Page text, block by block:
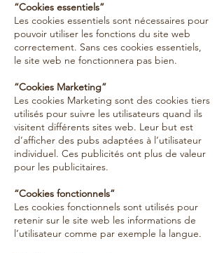
“Cookies essentiels”
Les cookies essentiels sont nécessaires pour
pouvoir utiliser les fonctions du site web
correctement. Sans ces cookies essentiels,
le site web ne fonctionnera pas bien.
“Cookies Marketing”
Les cookies Marketing sont des cookies tiers
utilisés pour suivre les utilisateurs quand ils
visitent différents sites web. Leur but est
d’afficher des pubs adaptées à l’utilisateur
individuel. Ces publicités ont plus de valeur
pour les publicitaires.
“Cookies fonctionnels”
Les cookies fonctionnels sont utilisés pour
retenir sur le site web les informations de
l’utilisateur comme par exemple la langue.